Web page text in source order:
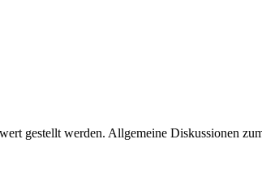
gestellt werden. Allgemeine Diskussionen